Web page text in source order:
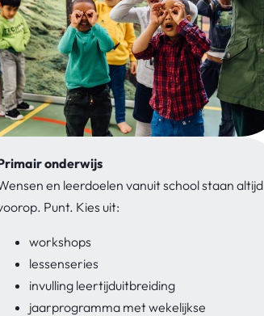
onderwijs
en leerdoelen vanuit school staan altijd
Punt. Kies uit:
workshops
lessenseries
invulling leertijduitbreiding
jaarprogramma met wekelijkse